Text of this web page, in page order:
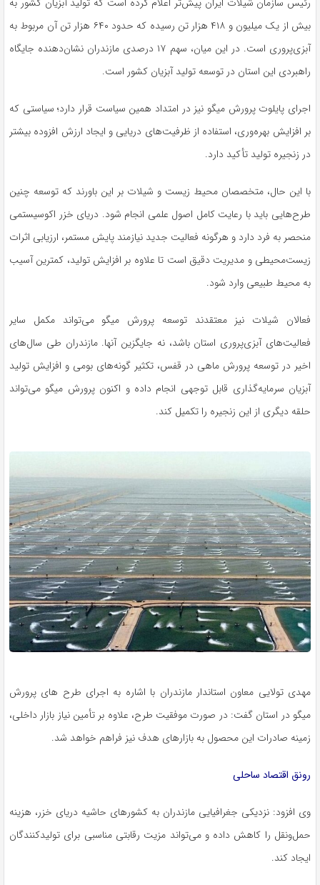
بیش از یک میلیون و ۴۱۸ هزار تن رسیده که حدود ۶۴۰ هزار تن آن مربوط به
آبزی‌پروری است. در این میان، سهم ۱۷ درصدی مازندران نشان‌دهنده جایگاه
راهبردی این استان در توسعه تولید آبزیان کشور است.
اجرای پایلوت پرورش میگو نیز در امتداد همین سیاست قرار دارد؛ سیاستی که
بر افزایش بهره‌وری، استفاده از ظرفیت‌های دریایی و ایجاد ارزش افزوده بیشتر
در زنجیره تولید تأکید دارد.
با این حال، متخصصان محیط زیست و شیلات بر این باورند که توسعه چنین
طرح‌هایی باید با رعایت کامل اصول علمی انجام شود. دریای خزر اکوسیستمی
منحصر به فرد دارد و هرگونه فعالیت جدید نیازمند پایش مستمر، ارزیابی اثرات
زیست‌محیطی و مدیریت دقیق است تا علاوه بر افزایش تولید، کمترین آسیب
به محیط طبیعی وارد شود.
فعالان شیلات نیز معتقدند توسعه پرورش میگو می‌تواند مکمل سایر
فعالیت‌های آبزی‌پروری استان باشد، نه جایگزین آنها. مازندران طی سال‌های
اخیر در توسعه پرورش ماهی در قفس، تکثیر گونه‌های بومی و افزایش تولید
آبزیان سرمایه‌گذاری قابل توجهی انجام داده و اکنون پرورش میگو می‌تواند
حلقه دیگری از این زنجیره را تکمیل کند.
مهدی تولایی معاون استاندار مازندران با اشاره به اجرای طرح های پرورش
میگو در استان گفت: در صورت موفقیت طرح، علاوه بر تأمین نیاز بازار داخلی،
زمینه صادرات این محصول به بازارهای هدف نیز فراهم خواهد شد.
رونق اقتصاد ساحلی
وی افزود: نزدیکی جغرافیایی مازندران به کشورهای حاشیه دریای خزر، هزینه
حمل‌ونقل را کاهش داده و می‌تواند مزیت رقابتی مناسبی برای تولیدکنندگان
ایجاد کند.